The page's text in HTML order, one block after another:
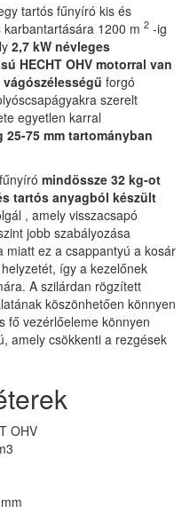
tartós fűnyíró kis és
1200 m 2 -ig
2,7 ​​kW névleges
HECHT OHV motorral van
vágószélességű forgó
szerelt
egyetlen karral
25-75 mm tartományban
mindössze 32 kg-ot
tartós anyagból készült
, amely visszacsapó
jobb szabályozása
miatt ez a csappantyú a kosár
így a kezelőnek
A szilárdan rögzített
köszönhetően könnyen
fő vezérlőeleme könnyen
amely csökkenti a rezgések
OHV